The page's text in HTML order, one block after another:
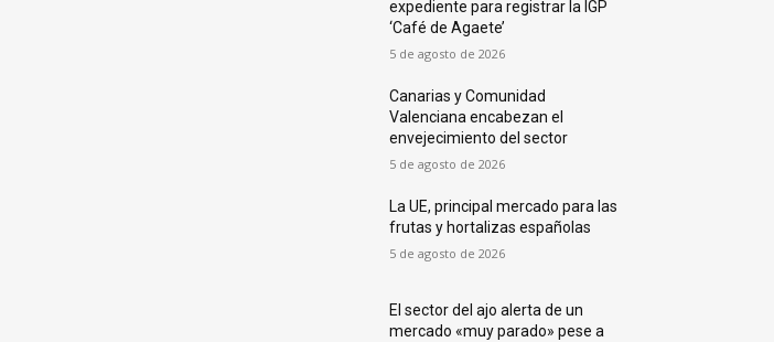
expediente para registrar la IGP
‘Café de Agaete’
5 de agosto de 2026
Canarias y Comunidad
Valenciana encabezan el
envejecimiento del sector
5 de agosto de 2026
La UE, principal mercado para las
frutas y hortalizas españolas
5 de agosto de 2026
El sector del ajo alerta de un
mercado «muy parado» pese a